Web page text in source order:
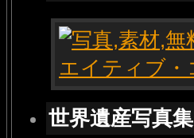
世界遺産写真集